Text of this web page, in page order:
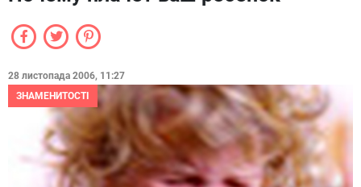
28 листопада 2006, 11:27
ЗНАМЕНИТОСТІ